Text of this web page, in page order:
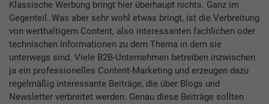
Klassische Werbung bringt hier überhaupt nichts. Ganz im
Gegenteil. Was aber sehr wohl etwas bringt, ist die Verbreitung
von werthaltigem Content, also interessanten fachlichen oder
technischen Informationen zu dem Thema in dem sie
unterwegs sind. Viele B2B-Unternehmen betreiben inzwischen
ja ein professionelles Content-Marketing und erzeugen dazu
regelmäßig interessante Beiträge, die über Blogs und
Newsletter verbreitet werden. Genau diese Beiträge sollten